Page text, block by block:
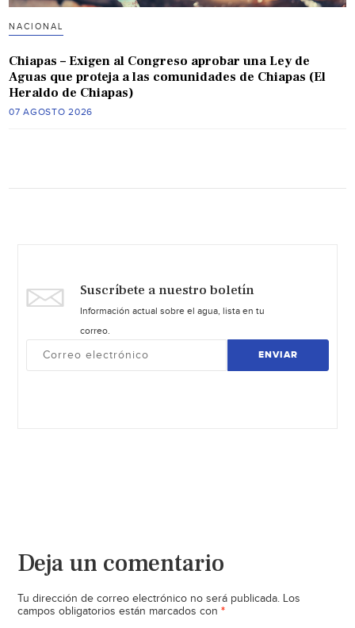
NACIONAL
Chiapas – Exigen al Congreso aprobar una Ley de
Aguas que proteja a las comunidades de Chiapas (El
Heraldo de Chiapas)
07 AGOSTO 2026
Suscríbete a nuestro boletín
Información actual sobre el agua, lista en tu
correo.
ENVIAR
Deja un comentario
Tu dirección de correo electrónico no será publicada. Los
campos obligatorios están marcados con *